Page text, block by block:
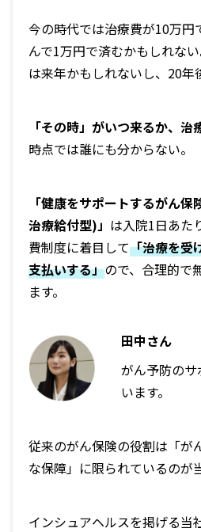
今の時代では治療費が10万円
んで1万円で済むかもしれな
は来年かもしれないし、20年
「その時」がいつ来るか、
時点では誰にも分からない。
「健康をサポートするがん
治療給付型)」 は入院1日あた
費制度に着目して「治療を受
支払いする」ので、合理的で
ます。
田中さん
がん予防の
います。
従来のがん保険の役割は「が
な保障」に限られているのが
インシュアヘルスを掲げる当